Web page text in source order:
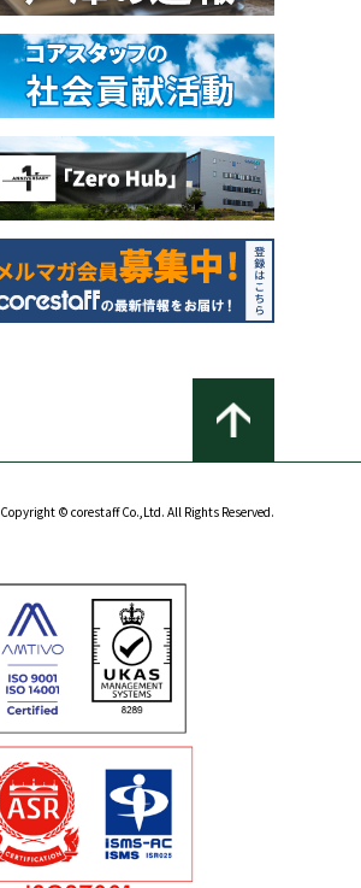
Copyright © corestaff Co.,Ltd. All Rights Reserved.